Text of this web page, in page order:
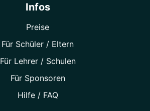
Infos
Preise
Für Schüler / Eltern
Für Lehrer / Schulen
Für Sponsoren
Hilfe / FAQ